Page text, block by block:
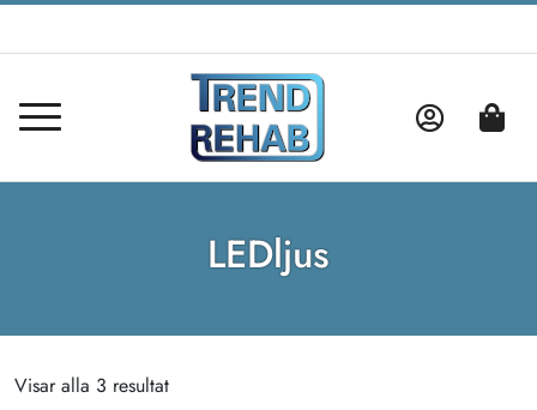
LEDljus
Visar alla 3 resultat